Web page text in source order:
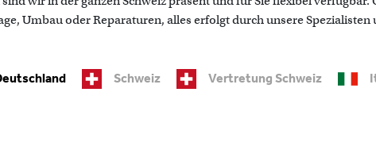
Umbau oder Reparaturen, alles erfolgt durch unsere Spezialisten
Schweiz Vertretung Schweiz